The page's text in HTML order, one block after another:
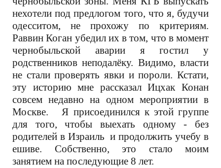
нехотели под предлогом того, что я, будучи
одесситом, не прохожу по критериям.
Раввин Коган убедил их в том, что в момент
чернобыльской аварии я гостил у
родственников неподалёку. Видимо, власти
не стали проверять явки и пороли. Кстати,
эту историю мне рассказал Ицхак Конан
совсем недавно на одном мероприятии в
Москве. Я присоединился к этой группе
для того, чтобы выехать одному - без
родителей в Израиль и продолжить учебу в
ешиве. Собственно, это стало моим
занятием на последующие 8 лет.